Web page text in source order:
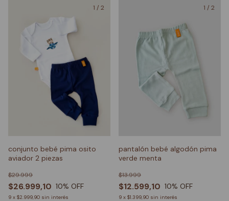
1 / 2
conjunto bebé pima osito
aviador 2 piezas
$26.999,10
$29.999
10% OFF
9 x $2.999,90 sin interés
1 / 2
pantalón bebé algodón pima
verde menta
$12.599,10
$13.999
10% OFF
9 x $1.399,90 sin interés